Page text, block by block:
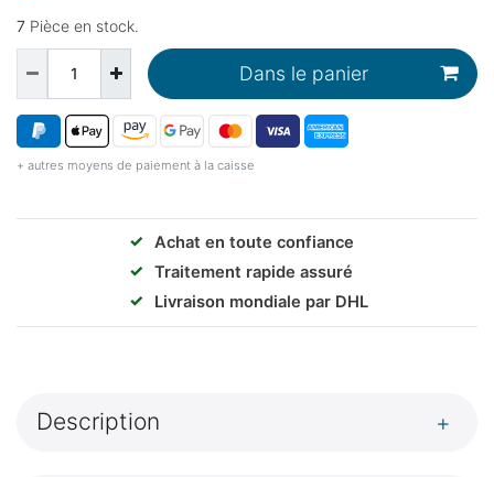
7 Pièce en stock.
Dans le panier
+ autres moyens de paiement à la caisse
✓
Achat en toute confiance
✓
Traitement rapide assuré
✓
Livraison mondiale par DHL
Description +